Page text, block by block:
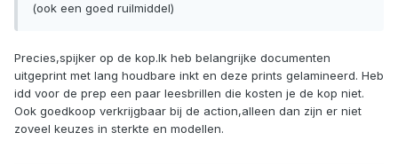
(ook een goed ruilmiddel)
Precies,spijker op de kop.Ik heb belangrijke documenten
uitgeprint met lang houdbare inkt en deze prints gelamineerd. Heb
idd voor de prep een paar leesbrillen die kosten je de kop niet.
Ook goedkoop verkrijgbaar bij de action,alleen dan zijn er niet
zoveel keuzes in sterkte en modellen.